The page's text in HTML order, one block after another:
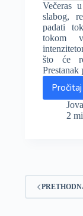
Večeras
slabog,
padati
tokom
što će
2